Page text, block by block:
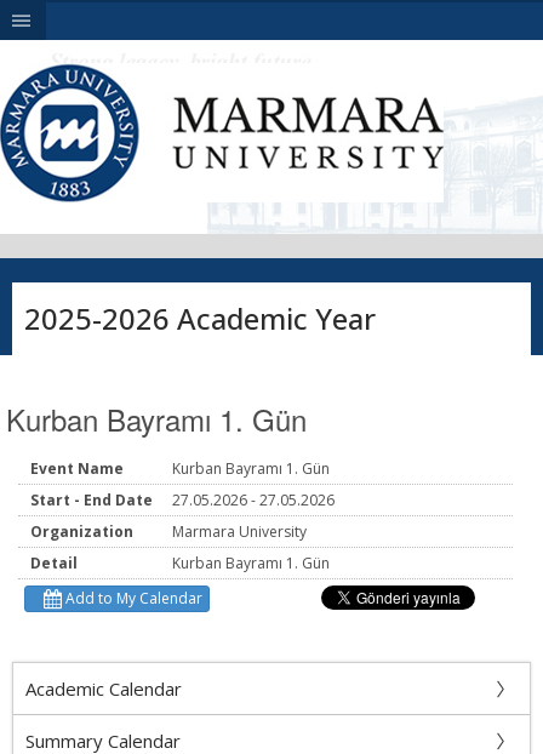
|||
2025-2026 Academic Year
Kurban Bayramı 1. Gün
Event Name
Kurban Bayramı 1. Gün
Start - End Date
27.05.2026 - 27.05.2026
Organization
Marmara University
Detail
Kurban Bayramı 1. Gün
Add to My Calendar
Academic Calendar
Summary Calendar